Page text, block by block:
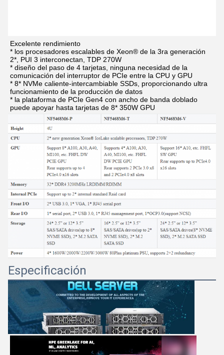
Excelente rendimiento
* los procesadores escalables de Xeon® de la 3ra generación
2*, PUI 3 interconectan, TDP 270W
* diseño del paso de 4 tarjetas, ninguna necesidad de la
comunicación del interruptor de PCIe entre la CPU y GPU
* 8* NVMe caliente-intercambiable SSDs, proporcionando ultra
funcionamiento de la producción de datos
* la plataforma de PCIe Gen4 con ancho de banda doblado
puede apoyar hasta tarjetas de 8* 350W GPU
Especificación